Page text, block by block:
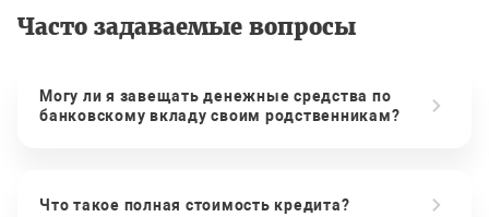
Часто задаваемые вопросы
Могу ли я завещать денежные средства по
банковскому вкладу своим родственникам?
Что такое полная стоимость кредита?